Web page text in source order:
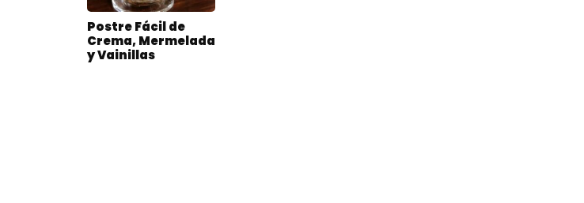
Postre Fácil de
Crema, Mermelada
y Vainillas